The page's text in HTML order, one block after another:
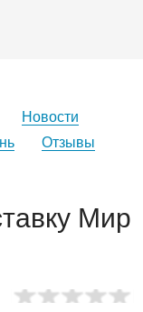
Новости
Отзывы
Мир